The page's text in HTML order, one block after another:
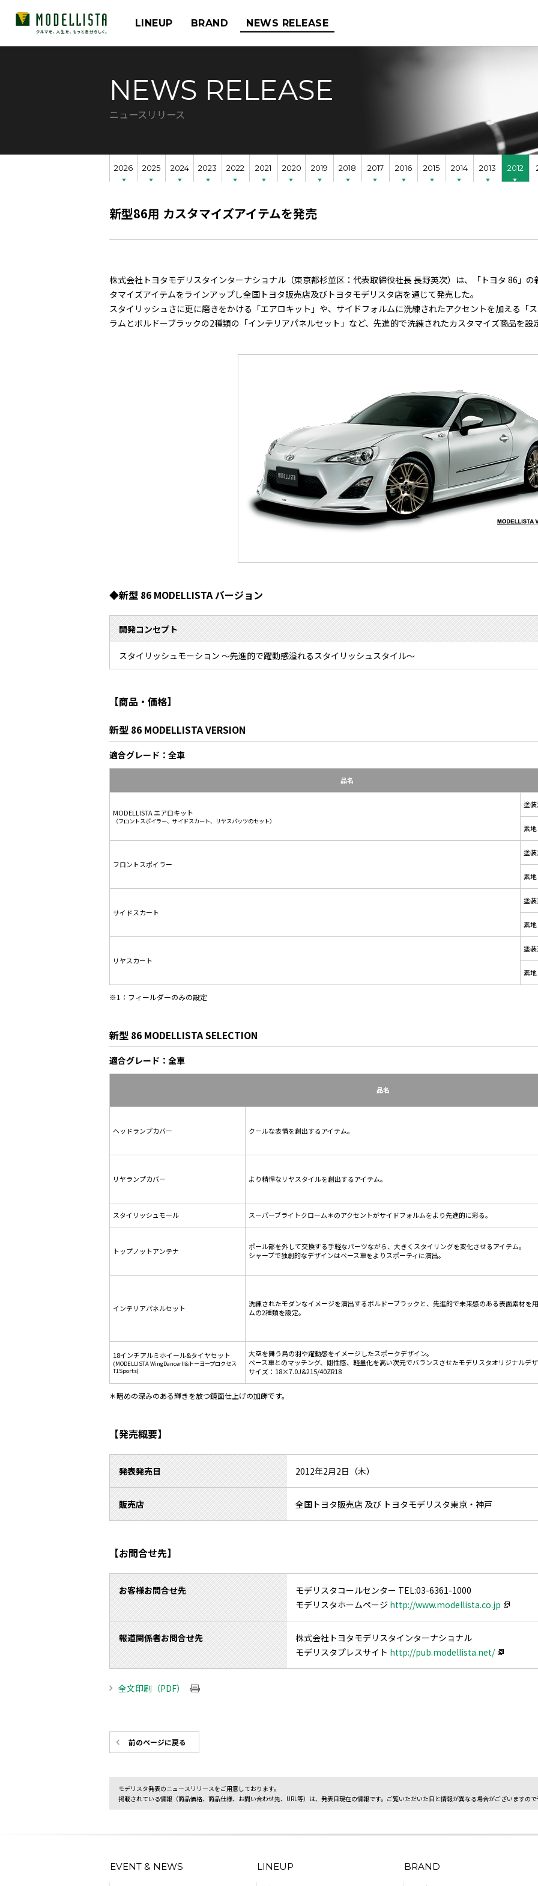
LINEUP BRAND NEWS RELEASE
NEWS RELEASE
ニュースリリース
2026 2025 2024 2023 2022 2021 2020 2019 2018 2017 2016 2015 2014 2013 2012
新型86用 カスタマイズアイテムを発売
株式会社トヨタモデリスタインターナショナル（東京都杉並区：代表取締役社長 長野英次）は、「トヨタ 86」
タマイズアイテムをラインアップし全国トヨタ販売店及びトヨタモデリスタ店を通じて発売した。
スタイリッシュさに更に磨きをかける「エアロキット」や、サイドフォルムに洗練されたアクセントを加える「
ラムとボルドーブラックの2種類の「インテリアパネルセット」など、先進的で洗練されたカスタマイズ商品を設
◆新型 86 MODELLISTA バージョン
開発コンセプト
スタイリッシュモーション ～先進的で躍動感溢れるスタイリッシュスタイル～
【商品・価格】
新型 86 MODELLISTA VERSION
適合グレード：全車
品名
MODELLISTA エアロキット
（フロントスポイラー、サイドスカート、リヤスパッツのセット）
塗
素地
フロントスポイラー
塗
素地
サイドスカート
塗
素地
リヤスカート
塗
素地
※1：フィールダーのみの設定
新型 86 MODELLISTA SELECTION
適合グレード：全車
品名
ヘッドランプカバー クールな表情を創出するアイテム。
リヤランプカバー より精悍なリヤスタイルを創出するアイテム。
スタイリッシュモール スーパーブライトクローム＊のアクセントがサイドフォルムをより先進的に彩る。
トップノットアンテナ
ポール部を外して交換する手軽なパーツながら、大きくスタイリングを変化させるアイテム。
シャープで独創的なデザインはベース車をよりスポーティに演出。
インテリアパネルセット
洗練されたモダンなイメージを演出するボルドーブラックと、先進的で未来感のある表面素材を
ムの2種類を設定。
18インチアルミホイール&タイヤセット
(MODELLISTA WingDancerII&トーヨープロクセス
T1Sports)
大空を舞う鳥の羽や躍動感をイメージしたスポークデザイン。
ベース車とのマッチング、剛性感、軽量化を高い次元でバランスさせたモデリスタオリジナルデザ
サイズ：18×7.0J&215/40ZR18
＊暗めの深みのある輝きを放つ鏡面仕上げの加飾です。
【発売概要】
発表発売日 2012年2月2日（木）
販売店 全国トヨタ販売店 及び トヨタモデリスタ東京・神戸
【お問合せ先】
お客様お問合せ先
モデリスタコールセンター TEL:03-6361-1000
モデリスタホームページ http://www.modellista.co.jp
報道関係者お問合せ先
株式会社トヨタモデリスタインターナショナル
モデリスタプレスサイト http://pub.modellista.net/
全文印刷（PDF）
前のページに戻る
モデリスタ発表のニュースリリースをご用意しております。
掲載されている情報（商品価格、商品仕様、お問い合わせ先、URL等）は、発表日現在の情報です。ご覧いただいた日と情報が異なる場合がございますので
EVENT & NEWS LINEUP BRAND